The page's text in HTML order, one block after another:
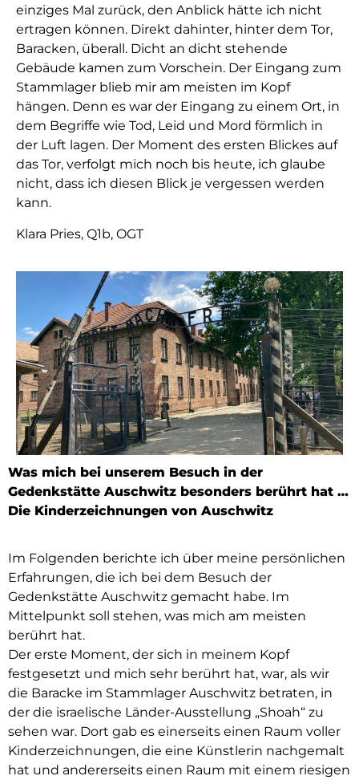
einziges Mal zurück, den Anblick hätte ich nicht
ertragen können. Direkt dahinter, hinter dem Tor,
Baracken, überall. Dicht an dicht stehende
Gebäude kamen zum Vorschein. Der Eingang zum
Stammlager blieb mir am meisten im Kopf
hängen. Denn es war der Eingang zu einem Ort, in
dem Begriffe wie Tod, Leid und Mord förmlich in
der Luft lagen. Der Moment des ersten Blickes auf
das Tor, verfolgt mich noch bis heute, ich glaube
nicht, dass ich diesen Blick je vergessen werden
kann.
Klara Pries, Q1b, OGT
Was mich bei unserem Besuch in der
Gedenkstätte Auschwitz besonders berührt hat …
Die Kinderzeichnungen von Auschwitz
Im Folgenden berichte ich über meine persönlichen
Erfahrungen, die ich bei dem Besuch der
Gedenkstätte Auschwitz gemacht habe. Im
Mittelpunkt soll stehen, was mich am meisten
berührt hat.
Der erste Moment, der sich in meinem Kopf
festgesetzt und mich sehr berührt hat, war, als wir
die Baracke im Stammlager Auschwitz betraten, in
der die israelische Länder-Ausstellung „Shoah“ zu
sehen war. Dort gab es einerseits einen Raum voller
Kinderzeichnungen, die eine Künstlerin nachgemalt
hat und andererseits einen Raum mit einem riesigen